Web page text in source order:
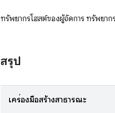
ทรัพยากรโฮสต์ของผู้จัดการ ทรัพยา
สรุป
เครื่องมือสร้างสาธารณะ